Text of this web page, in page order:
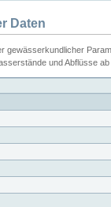
Daten
und Abflüsse